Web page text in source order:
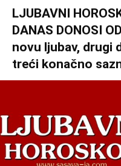
LJUBAVNI
DANAS DONOSI
novu ljubav, drugi
treći konačno